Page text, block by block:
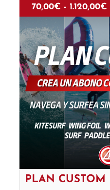
70,00€ - 1.120,00€
PLAN CUSTOM